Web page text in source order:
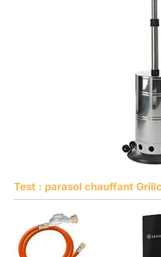
Test : parasol chauffant